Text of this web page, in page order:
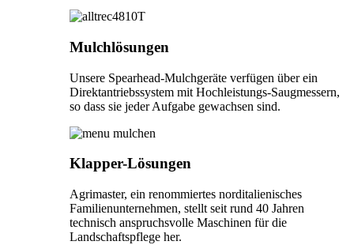
Mulchlösungen
Unsere Spearhead-Mulchgeräte verfügen über ein
Direktantriebssystem mit Hochleistungs-Saugmessern,
so dass sie jeder Aufgabe gewachsen sind.
Klapper-Lösungen
Agrimaster, ein renommiertes norditalienisches
Familienunternehmen, stellt seit rund 40 Jahren
technisch anspruchsvolle Maschinen für die
Landschaftspflege her.